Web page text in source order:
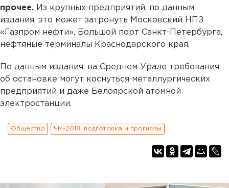
прочее. Из крупных предприятий, по данным
издания, это может затронуть Московский НПЗ
«Газпром нефти», Большой порт Санкт-Петербурга,
нефтяные терминалы Краснодарского края.
По данным издания, на Среднем Урале требования
об остановке могут коснуться металлургических
предприятий и даже Белоярской атомной
электростанции.
Общество ЧМ-2018: подготовка и прогнозы